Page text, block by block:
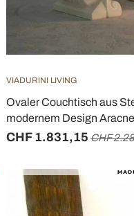
VIADURINI LIVING
Ovaler Couchtisch aus
modernem Design
CHF 1.831,15 CHF